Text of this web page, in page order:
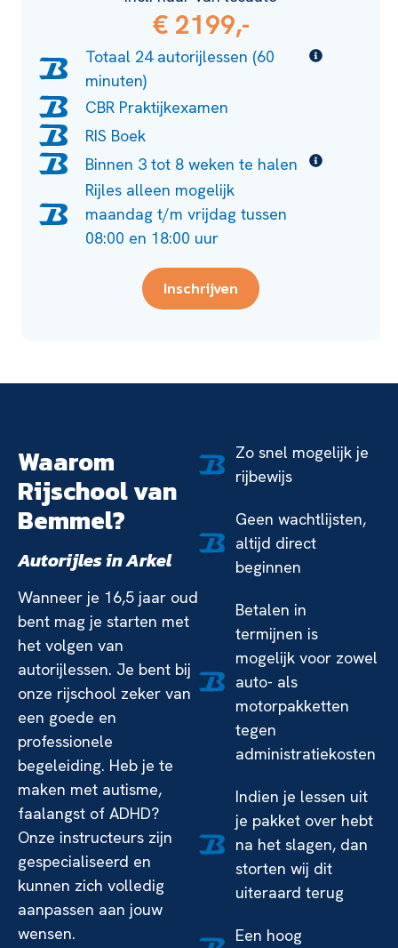
€ 2199,-
Totaal 24 autorijlessen (60
minuten)
CBR Praktijkexamen
RIS Boek
Binnen 3 tot 8 weken te halen
Rijles alleen mogelijk
maandag t/m vrijdag tussen
08:00 en 18:00 uur
Inschrijven
Waarom
Rijschool van
Bemmel?
Autorijles in Arkel
Wanneer je 16,5 jaar oud
bent mag je starten met
het volgen van
autorijlessen. Je bent bij
onze rijschool zeker van
een goede en
professionele
begeleiding. Heb je te
maken met autisme,
faalangst of ADHD?
Onze instructeurs zijn
gespecialiseerd en
kunnen zich volledig
aanpassen aan jouw
wensen.
Zo snel mogelijk je
rijbewijs
Geen wachtlijsten,
altijd direct
beginnen
Betalen in
termijnen is
mogelijk voor zowel
auto- als
motorpakketten
tegen
administratiekosten
Indien je lessen uit
je pakket over hebt
na het slagen, dan
storten wij dit
uiteraard terug
Een hoog